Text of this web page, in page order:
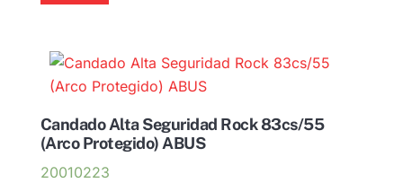
Candado Alta Seguridad Rock 83cs/55
(Arco Protegido) ABUS
20010223